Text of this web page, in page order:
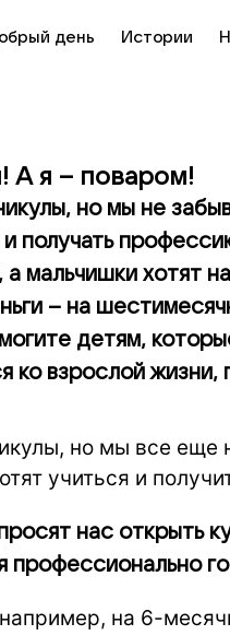
день Истории
А я – поваром!
но мы не
получать
мальчишки хотят
– на
детям,
ко взрослой
но мы все еще
учиться и
нас открыть
профессионально
на 6-